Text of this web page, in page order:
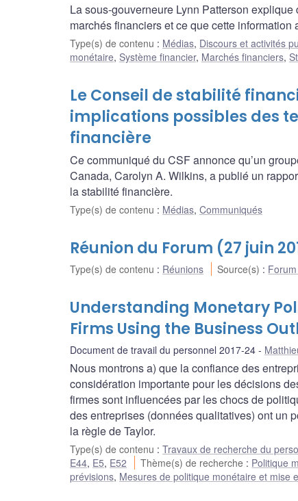
La sous-gouverneure Lynn Patterson
marchés financiers et ce que cette information
Type(s) de contenu : Médias, Discours et activités
monétaire, Système financier, Marchés financiers,
Le Conseil de stabilité
implications possibles des
financière
Ce communiqué du CSF annonce qu’un
Canada, Carolyn A. Wilkins, a publié un
la stabilité financière.
Type(s) de contenu : Médias, Communiqués
Réunion du Forum (27 juin
Type(s) de contenu : Réunions Source(s) :
Understanding Monetary
Firms Using the Business
Document de travail du personnel 2017-24
Nous montrons a) que la confiance des
considération importante pour les décisions
firmes sont influencées par les chocs de
des entreprises (données qualitatives) ont un
la règle de Taylor.
Type(s) de contenu : Travaux de recherche du
E44, E5, E52 Thème(s) de recherche : Politique
prévisions, Mesures de politique monétaire et mise